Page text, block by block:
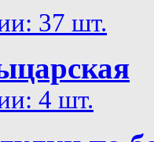
37 шт.
4 шт.